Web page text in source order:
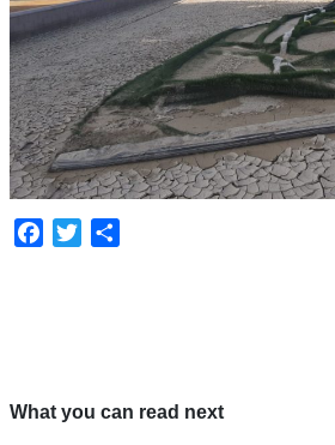
Facebook
Twitter
What you can read next